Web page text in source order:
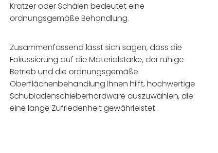
Kratzer oder Schälen bedeutet eine
ordnungsgemäße Behandlung.
Zusammenfassend lässt sich sagen, dass die
Fokussierung auf die Materialstärke, der ruhige
Betrieb und die ordnungsgemäße
Oberflächenbehandlung Ihnen hilft, hochwertige
Schubladenschieberhardware auszuwählen, die
eine lange Zufriedenheit gewährleistet.